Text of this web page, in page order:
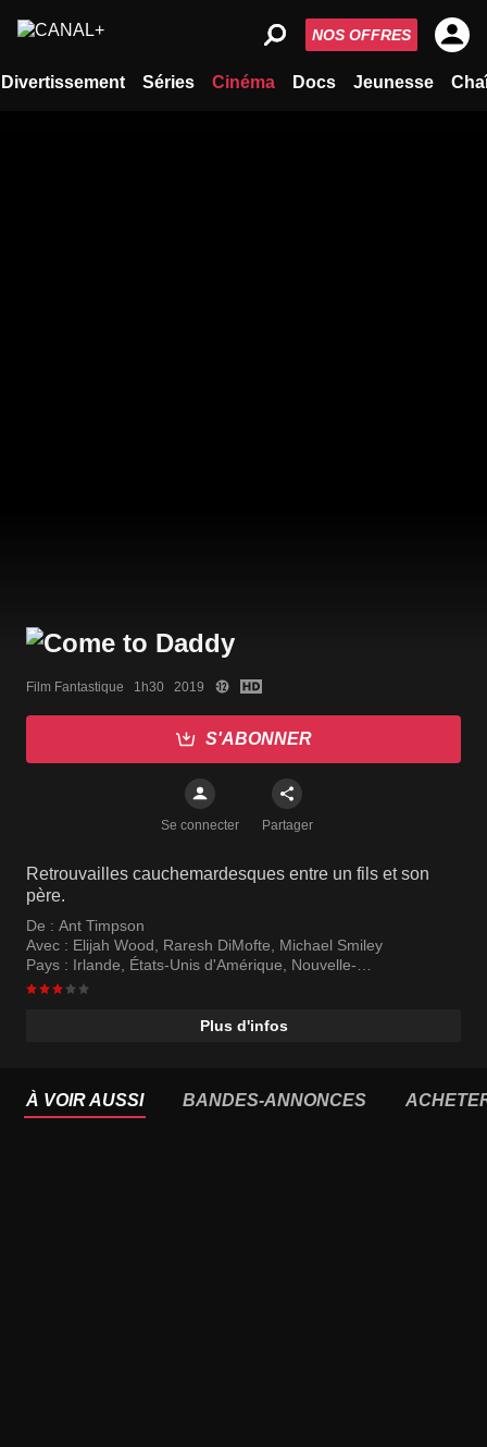
Divertissement Séries Cinéma Docs Jeunesse
NOS OFFRES
Film Fantastique   1h30   2019
S'ABONNER
Se connecter Partager
Retrouvailles cauchemardesques entre un fils et son
père.
De : Ant Timpson
Avec : Elijah Wood, Raresh DiMofte, Michael Smiley
Pays : Irlande, États-Unis d'Amérique, Nouvelle-
Zélande,
Plus d'infos
À VOIR AUSSI BANDES-ANNONCES